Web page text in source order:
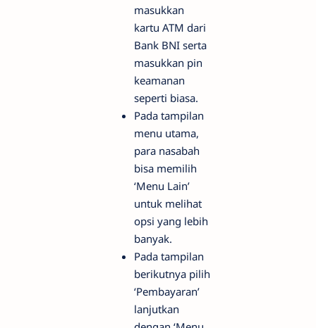
masukkan
kartu ATM dari
Bank BNI serta
masukkan pin
keamanan
seperti biasa.
Pada tampilan
menu utama,
para nasabah
bisa memilih
‘Menu Lain’
untuk melihat
opsi yang lebih
banyak.
Pada tampilan
berikutnya pilih
‘Pembayaran’
lanjutkan